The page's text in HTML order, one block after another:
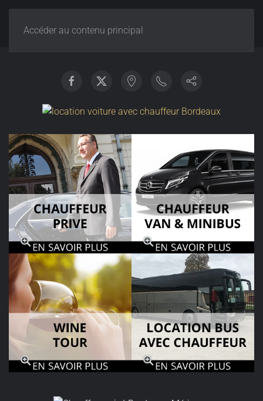
Accéder au contenu principal